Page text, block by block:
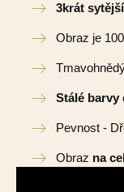
3krát
Obraz je
Stálé barvy
Pevnost -
Obraz na